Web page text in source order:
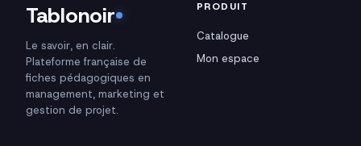
Tablonoir
Le savoir, en clair.
Plateforme française de
fiches pédagogiques en
management, marketing et
gestion de projet.
PRODUIT
Catalogue
Mon espace